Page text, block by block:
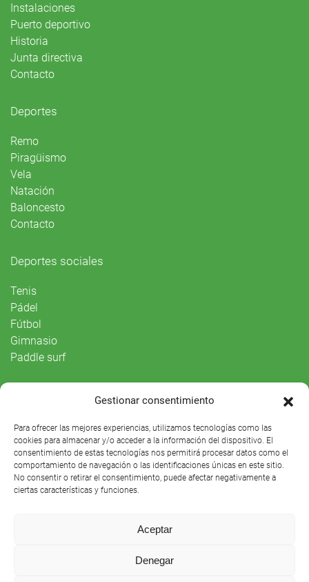
Gestionar consentimiento
Para ofrecer las mejores experiencias, utilizamos tecnologías como las
cookies para almacenar y/o acceder a la información del dispositivo. El
consentimiento de estas tecnologías nos permitirá procesar datos como el
comportamiento de navegación o las identificaciones únicas en este sitio.
No consentir o retirar el consentimiento, puede afectar negativamente a
ciertas características y funciones.
Aceptar
Denegar
Instalaciones
Puerto deportivo
Historia
Junta directiva
Contacto
Deportes
Remo
Piragüismo
Vela
Natación
Baloncesto
Contacto
Deportes sociales
Tenis
Pádel
Fútbol
Gimnasio
Paddle surf
Agenda